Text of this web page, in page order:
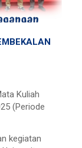
Kuliah
(Periode
kegiatan